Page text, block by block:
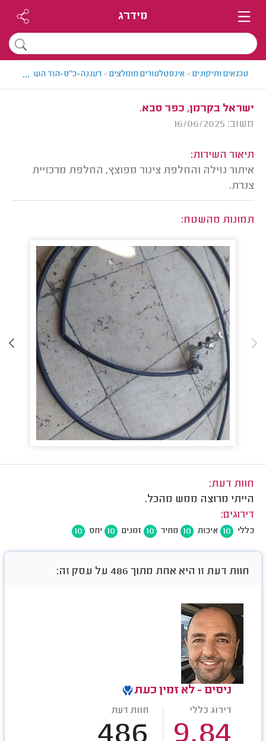
מידרג
טכנאים ותיקונים> אינסטלטורים מומלצים> רעננה-כ"ס-הוד השרון >
...
ישראל בקרמן, כפר סבא.
משוב: 16/06/2025
תיאור השירות:
איתור נזילה והחלפת צינור מפוצץ, החלפת מרכזיית
צנרת.
תמונות מהשטח:
חוות דעת:
הייתי מרוצה ממש מהכל.
דירוגים:
כללי 10 איכות 10 מחיר 10 זמנים 10 יחס 10
חוות דעת זו היא אחת מתוך 486 על עסק זה:
ניסים - לא זמין כעת
דירוג כללי חוות דעת